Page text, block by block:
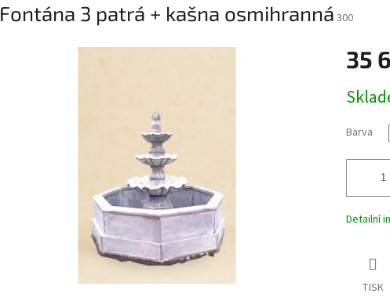
Fontána 3 patrá + kašna osmihranná 300
35
cena:
Barva
Detailní
TISK